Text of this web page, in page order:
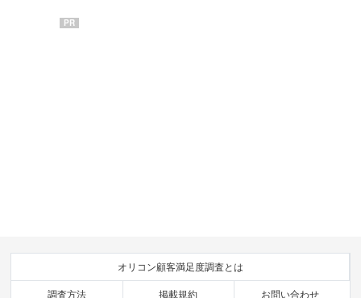
PR
オリコン顧客満足度調査とは
調査方法 掲載規約 お問い合わせ